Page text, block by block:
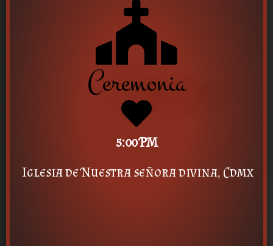
Ceremonia
5:00 PM
Iglesia de Nuestra señora divina, Cdmx